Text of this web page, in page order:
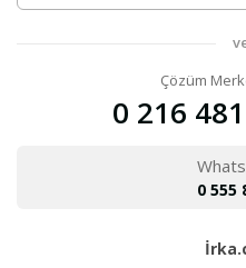
Çözüm
0 216
0 555